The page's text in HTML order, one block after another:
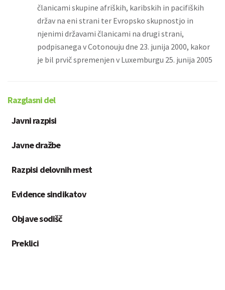
članicami skupine afriških, karibskih in pacifiških
držav na eni strani ter Evropsko skupnostjo in
njenimi državami članicami na drugi strani,
podpisanega v Cotonouju dne 23. junija 2000, kakor
je bil prvič spremenjen v Luxemburgu 25. junija 2005
Razglasni del
Javni razpisi
Javne dražbe
Razpisi delovnih mest
Evidence sindikatov
Objave sodišč
Preklici